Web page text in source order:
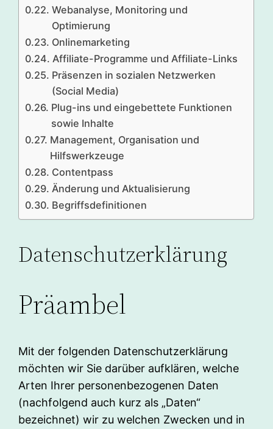
Webanalyse, Monitoring und
Optimierung
Onlinemarketing
Affiliate-Programme und Affiliate-Links
Präsenzen in sozialen Netzwerken
(Social Media)
Plug-ins und eingebettete Funktionen
sowie Inhalte
Management, Organisation und
Hilfswerkzeuge
Contentpass
Änderung und Aktualisierung
Begriffsdefinitionen
Datenschutzerklärung
Präambel
Mit der folgenden Datenschutzerklärung
möchten wir Sie darüber aufklären, welche
Arten Ihrer personenbezogenen Daten
(nachfolgend auch kurz als „Daten“
bezeichnet) wir zu welchen Zwecken und in